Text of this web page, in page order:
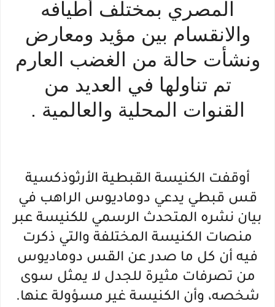
المصري بمختلف أطيافه
والانقسام بين مؤيد ومعارض
ونشأت حالة من الغضب العارم
تم تناولها في العديد من
القنوات المحلية والعالمية .
أوقفت الكنيسة القبطية الأرثوذكسية
قس قبطي يدعي دوماديوس الراهب في
بيان نشره المتحدث الرسمي للكنيسة عبر
منصات الكنيسة المختلفة والتي ذكرت
فيه أن كل ما صدر عن القس دوماديوس
من تصرفات مثيرة للجدل لا يمثل سوى
شخصه، وأن الكنيسة غير مسؤولة عنها.